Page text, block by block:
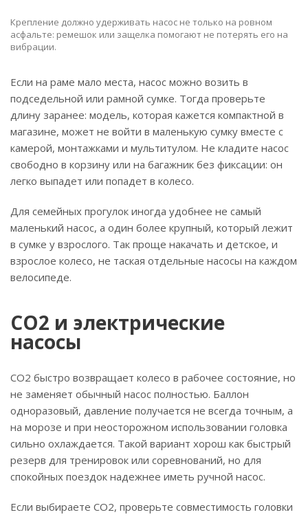
Крепление должно удерживать насос не только на ровном
асфальте: ремешок или защелка помогают не потерять его на
вибрации.
Если на раме мало места, насос можно возить в
подседельной или рамной сумке. Тогда проверьте
длину заранее: модель, которая кажется компактной в
магазине, может не войти в маленькую сумку вместе с
камерой, монтажками и мультитулом. Не кладите насос
свободно в корзину или на багажник без фиксации: он
легко выпадет или попадет в колесо.
Для семейных прогулок иногда удобнее не самый
маленький насос, а один более крупный, который лежит
в сумке у взрослого. Так проще накачать и детское, и
взрослое колесо, не таская отдельные насосы на каждом
велосипеде.
CO2 и электрические
насосы
CO2 быстро возвращает колесо в рабочее состояние, но
не заменяет обычный насос полностью. Баллон
одноразовый, давление получается не всегда точным, а
на морозе и при неосторожном использовании головка
сильно охлаждается. Такой вариант хорош как быстрый
резерв для тренировок или соревнований, но для
спокойных поездок надежнее иметь ручной насос.
Если выбираете CO2, проверьте совместимость головки